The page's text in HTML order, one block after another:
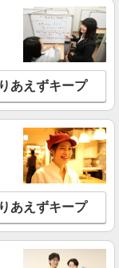
規定あり） ゜
゜+゜ 入社祝い金10
○。・゜+゜
ョップ
細を見る
ッフ
（経験・能力によ
途支給（規定あり）
・゜+゜ 入社祝い金
・゜+゜・。
ョップ
を見る
あえずキープ
あえずキープ